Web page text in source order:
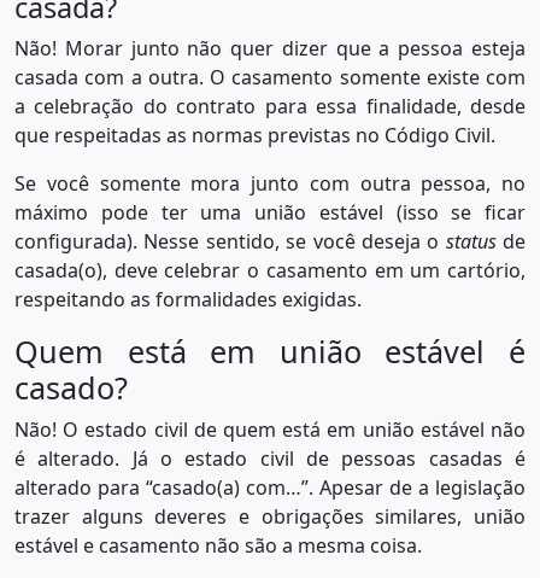
Não! Morar junto não quer dizer que a pessoa esteja
casada com a outra. O casamento somente existe com
a celebração do contrato para essa finalidade, desde
que respeitadas as normas previstas no Código Civil.
Se você somente mora junto com outra pessoa, no
máximo pode ter uma união estável (isso se ficar
configurada). Nesse sentido, se você deseja o statusde
casada(o), deve celebrar o casamento em um cartório,
respeitando as formalidades exigidas.
Quem está em união estável é
casado?
Não! O estado civil de quem está em união estável não
é alterado. Já o estado civil de pessoas casadas é
alterado para “casado(a) com…”. Apesar de a legislação
trazer alguns deveres e obrigações similares, união
estável e casamento não são a mesma coisa.